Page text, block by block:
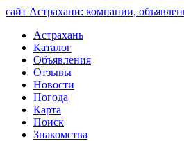
сайт Астрахани: компании,
Астрахань
Каталог
Объявления
Отзывы
Новости
Погода
Карта
Поиск
Знакомства